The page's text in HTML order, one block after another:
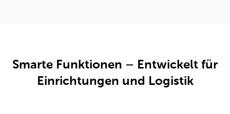
Smarte Funktionen – Entwickelt für
Einrichtungen und Logistik